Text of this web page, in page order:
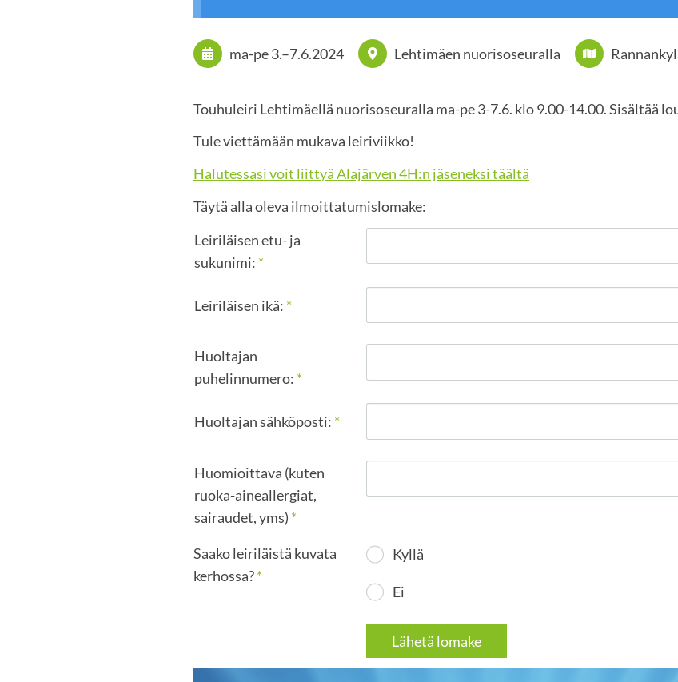
ma-pe3.–7.6.2024 Lehtimäen nuorisoseuralla
Touhuleiri Lehtimäellä nuorisoseuralla ma-pe 3-7.6. klo 9.00-14.00. Sisältää
Tule viettämään mukava leiriviikko!
Halutessasi voit liittyä Alajärven 4H:n jäseneksi täältä
Täytä alla oleva ilmoittatumislomake:
Leiriläisen etu- ja
sukunimi: *
Leiriläisen ikä: *
Huoltajan
puhelinnumero: *
Huoltajan sähköposti: *
Huomioittava (kuten
ruoka-aineallergiat,
sairaudet, yms) *
Saako leiriläistä kuvata
kerhossa?*
Kyllä
Ei
Lähetä lomake